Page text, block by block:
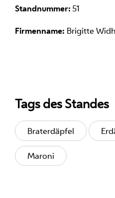
Standnummer:51
Firmenname: Brigitte
Tags des Standes
Braterdäpfel
Maroni